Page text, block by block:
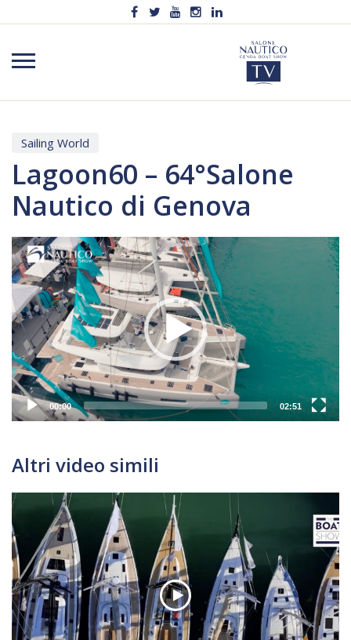
Sailing World
Lagoon60 – 64°Salone
Nautico di Genova
Video
Player
00:00 02:51
Altri video simili